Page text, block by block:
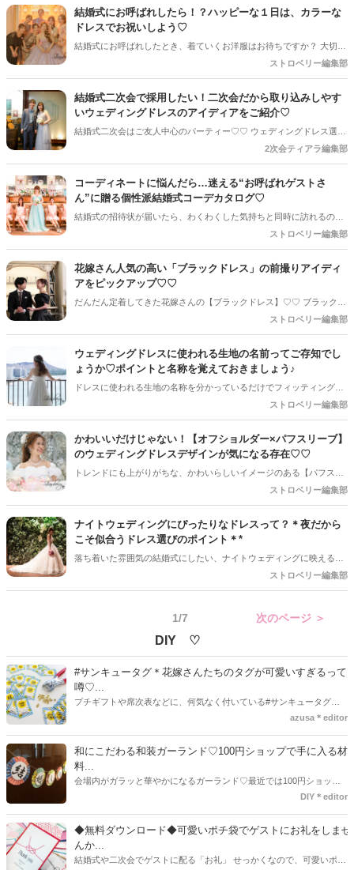
度の特別な日だからこそ、美しく輝ける一着を選びたいですよね。今
回の記事では、人気のカラードレスの色や先輩花嫁のリアルな声、後
悔しない選び方のコツを詳しくご紹介していきます♡ぜひドレス選び
の参考にしてくださいね＊*
結婚式にお呼ばれしたら！？ハッピーな１日は、カラーな
ドレスでお祝いしよう♡
結婚式にお呼ばれしたとき、着ていくお洋服はお待ちですか？ 大切な
方の、人生で一度の特別な日。せっかくなら、しっかりオシャレして
日に似合う、お呼ばれドレス♡
ストロベリー編集部
結婚式二次会で採用したい！二次会だから取り込みしやす
いウェディングドレスのアイディアをご紹介♡
結婚式二次会はご友人中心のパーティー♡♡ ウェディングドレス選び
2次会ティアラ編集部
コーディネートに悩んだら…迷える“お呼ばれゲストさ
ん”に贈る個性派結婚式コーデカタログ♡
結婚式の招待状が届いたら、わくわくした気持ちと同時に訪れるのが
「何を着て行こう？」問題。大切な人の特別な日だからこそ、自身も
お呼ばれゲストさんにおすすめしたい個性派ドレスとヘアアレンジを
コーディネートしてご紹介します☆
ストロベリー編集部
花嫁さん人気の高い「ブラックドレス」の前撮りアイディ
アをピックアップ♡♡
だんだん定着してきた花嫁さんの【ブラックドレス】♡♡ ブラックド
レスを採用しやすい前撮りアイディアをチェックしてみましょう◎
ストロベリー編集部
ウェディングドレスに使われる生地の名前ってご存知でし
ょうか♡ポイントと名称を覚えておきましょう♪
ドレスに使われる生地の名称を分かっているだけでフィッティングが
かなりスムーズに♡ポイントと名称だけでも覚えておきましょう♪
ストロベリー編集部
かわいいだけじゃない！【オフショルダー×パフスリーブ】
のウェディングドレスデザインが気になる存在♡♡
トレンドにも上がりがちな、かわいらしいイメージのある【パフスリ
ーブ】のウェディングドレス＊その中でも【オフショルダー×パフス
ストロベリー編集部
ナイトウェディングにぴったりなドレスって？＊夜だから
こそ似合うドレス選びのポイント＊*
落ち着いた雰囲気の結婚式にしたい、ナイトウェディングに映えるウ
ェディングドレスは？と悩んでいる花嫁さんもいるでしょう。ナイト
を探している花嫁さんもいますよね。そこで今回は、ナイトウェディ
ングでのドレス選びのポイントをご紹介します。おしゃれな雰囲気に
負けないような素敵なドレスでゲストに最高の晴れ姿をお披露目しま
ストロベリー編集部
1/7 次のページ ＞
DIY ♡
#サンキュータグ＊花嫁さんたちのタグが可愛いすぎるって
噂♡...
プチギフトや席次表などに、何気なく付いている#サンキュータグ実
はほとんどの花嫁さんが手作りしてるってご存知でしたか！？あるの
ま、付いてた方が断然可愛い♡そんなプレ花嫁さんたちの#サンキュー
タグアイデア、探してみました♪
azusa＊editor
和にこだわる和装ガーランド♡100円ショップで手に入る材
料...
会場内がガラッと華やかになるガーランド♡最近では100円ショップ
で既に完成された物が販売されていたり、ネット上でダウンロードし
す。ダウンロードしたデザインを印刷する紙をこだわるプレ花嫁さん
も・・・♡紙質や柄などでガラッと印象が変わりますよね♪
DIY＊editor
◆無料ダウンロード◆可愛いポチ袋でゲストにお礼をしませ
んか...
結婚式や二次会でゲストに配る「お礼」 せっかくなので、可愛いポチ